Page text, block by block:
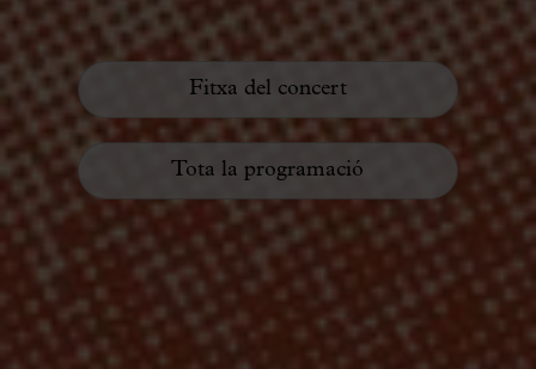
Fitxa del concert
Tota la programació